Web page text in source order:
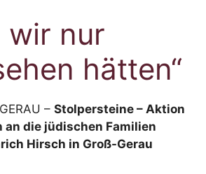
wir nur
hätten“
– Stolpersteine – Aktion
an die jüdischen Familien
Hirsch in Groß-Gerau